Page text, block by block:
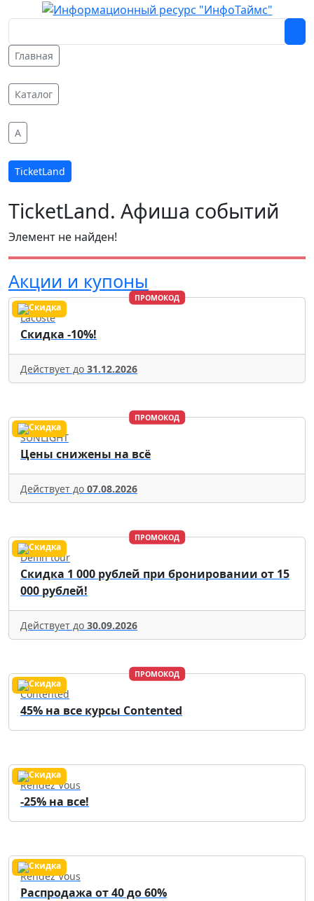
Главная
Каталог
A
TicketLand
TicketLand. Афиша событий
Элемент не найден!
Акции и купоны
ПРОМОКОД
Lacoste
Скидка -10%!
Действует до 31.12.2026
ПРОМОКОД
SUNLIGHT
Цены снижены на всё
Действует до 07.08.2026
ПРОМОКОД
Delfin tour
Скидка 1 000 рублей при бронировании от 15
000 рублей!
Действует до 30.09.2026
ПРОМОКОД
Contented
45% на все курсы Contented
Rendez Vous
-25% на все!
Rendez Vous
Распродажа от 40 до 60%